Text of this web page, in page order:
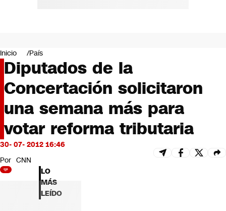
Negocios
Deportes
Programas completos
Cultura
Servicios
Bits
CNN tiempo
Futuro 360
Inicio País
Diputados de la
Concertación solicitaron
una semana más para
votar reforma tributaria
30- 07- 2012 16:46
Por CNN
LO
MÁS
LEÍDO